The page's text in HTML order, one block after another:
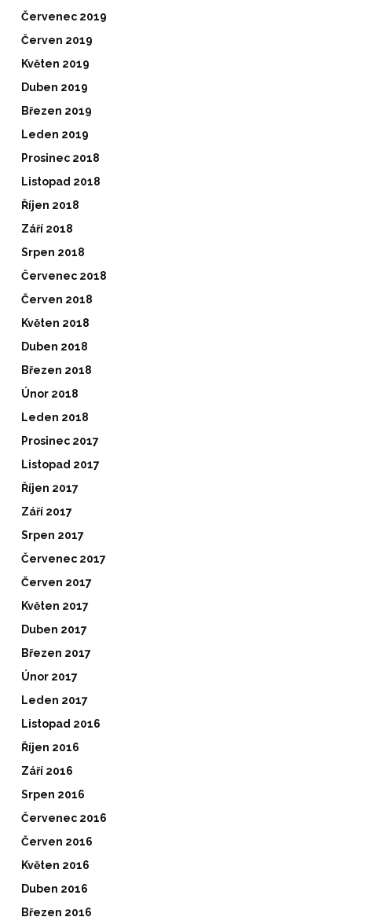
Červenec 2019
Červen 2019
Květen 2019
Duben 2019
Březen 2019
Leden 2019
Prosinec 2018
Listopad 2018
Říjen 2018
Září 2018
Srpen 2018
Červenec 2018
Červen 2018
Květen 2018
Duben 2018
Březen 2018
Únor 2018
Leden 2018
Prosinec 2017
Listopad 2017
Říjen 2017
Září 2017
Srpen 2017
Červenec 2017
Červen 2017
Květen 2017
Duben 2017
Březen 2017
Únor 2017
Leden 2017
Listopad 2016
Říjen 2016
Září 2016
Srpen 2016
Červenec 2016
Červen 2016
Květen 2016
Duben 2016
Březen 2016